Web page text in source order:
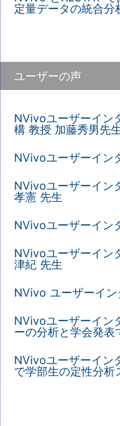
定量データの統合分
ユーザーの声
NVivoユーザーイン
構 教授 加藤秀男先
NVivoユーザーイン
NVivoユーザーイン
孝憲 先生
NVivoユーザーイン
NVivoユーザーイン
津紀 先生
NVivo ユーザーイ
NVivoユーザーイン
ーの分析と学会発
NVivoユーザーイ
で学部生の定性分析